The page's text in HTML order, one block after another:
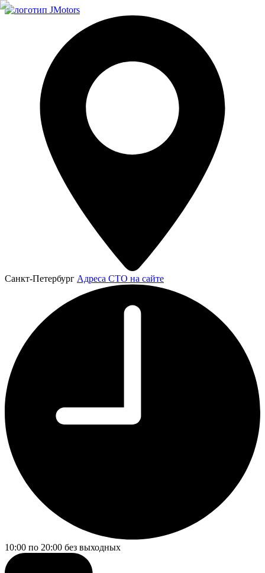
Санкт-Петербург Адреса СТО на сайте
10:00 по 20:00 без выходных